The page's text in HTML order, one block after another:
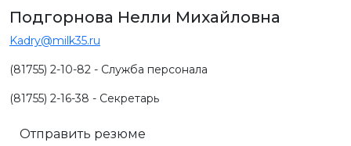
Подгорнова Нелли Михайловна
Kadry@milk35.ru
(81755) 2-10-82 - Служба персонала
(81755) 2-16-38 - Секретарь
Отправить резюме